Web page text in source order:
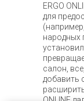
ERGO
для
народных
салон,
добавить